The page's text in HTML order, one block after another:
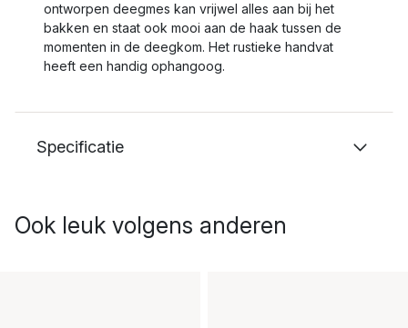
ontworpen deegmes kan vrijwel alles aan bij het
bakken en staat ook mooi aan de haak tussen de
momenten in de deegkom. Het rustieke handvat
heeft een handig ophangoog.
Specificatie
Ook leuk volgens anderen